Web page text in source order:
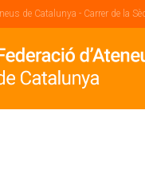
de Catalunya - Carrer de la